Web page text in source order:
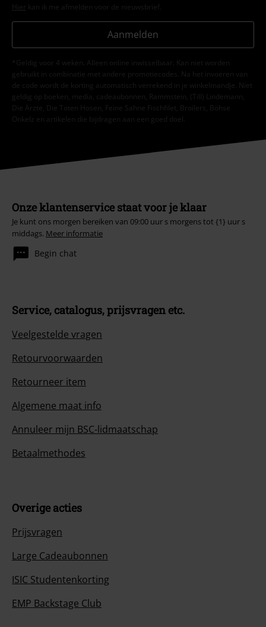
Hier kan ik me afmelden voor de nieuwsbrief.
Aanmelden
*Geldig voor 4 weken. Alleen online inwisselbaar. Kan niet worden
gebruikt in combinatie met andere promotiecodes. Na het invoeren van
de code wordt de korting automatisch verrekend in je winkelmandje. Niet
geldig op boeken, media, cadeaubonnen, Rammstein, (Till) Lindemann,
Die Ärzte, Die Toten Hosen, Feine Sahne Fischfilet, Broilers, Böhse
Onkelz en artikelen die bijdragen aan een goed doel.
Onze klantenservice staat voor je klaar
Je kunt ons morgen bereiken van 09:00 uur s morgens tot {1} uur s
middags. Meer informatie
Begin chat
Service, catalogus, prijsvragen etc.
Veelgestelde vragen
Retourvoorwaarden
Retourneer item
Algemene maat info
Annuleer mijn BSC-lidmaatschap
Betaalmethodes
Overige acties
Prijsvragen
Large Cadeaubonnen
ISIC Studentenkorting
EMP Backstage Club